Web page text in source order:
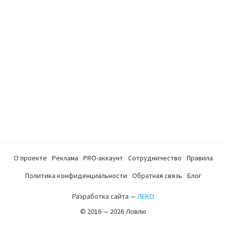
О проекте Реклама PRO-аккаунт Сотрудничество
Правила
Политика конфиденциальности
Обратная связь Блог
Разработка сайта —ЛЕКО
© 2016 — 2026 Ловлю